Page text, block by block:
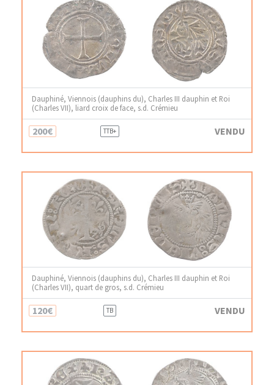
Dauphiné, Viennois (dauphins du), Charles III dauphin et Roi
(Charles VII), liard croix de face, s.d. Crémieu
200€ TTB+ VENDU
Dauphiné, Viennois (dauphins du), Charles III dauphin et Roi
(Charles VII), quart de gros, s.d. Crémieu
120€ TB VENDU